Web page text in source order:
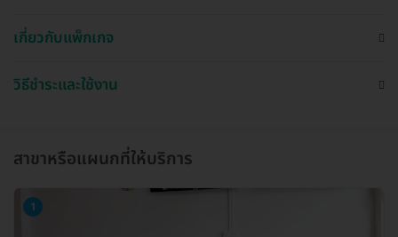
เกี่ยวกับแพ็กเกจ
วิธีชำระและใช้งาน
สาขาหรือแผนกที่ให้บริการ
1